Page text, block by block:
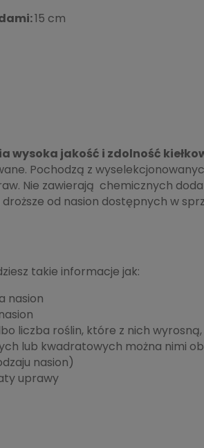
15 cm
wysoka jakość i zdolność
Pochodzą z
Nie zawierają chemicznych
od nasion dostępnych w
takie informacje jak:
nasion
liczba roślin, które z nich
lub kwadratowych można nimi
nasion)
uprawy